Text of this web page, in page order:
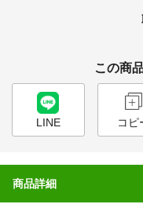
この商
LINE コピ
商品詳細